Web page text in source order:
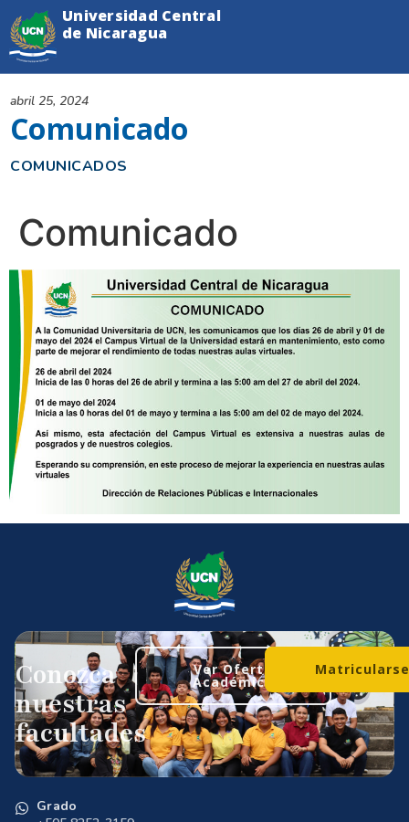
COMUNICADOS
Comunicado
abril 25, 2024
Universidad Central
de Nicaragua
Comunicado
Conozca
nuestras
facultades
Ver Oferta
Académica
Grado